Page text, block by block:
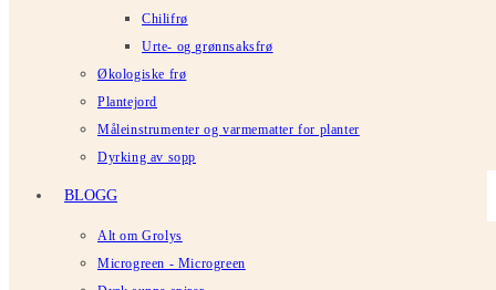
Chilifrø
Urte- og grønnsaksfrø
Økologiske frø
Plantejord
Måleinstrumenter og varmematter for planter
Dyrking av sopp
BLOGG
Alt om Grolys
Microgreen - Microgreen